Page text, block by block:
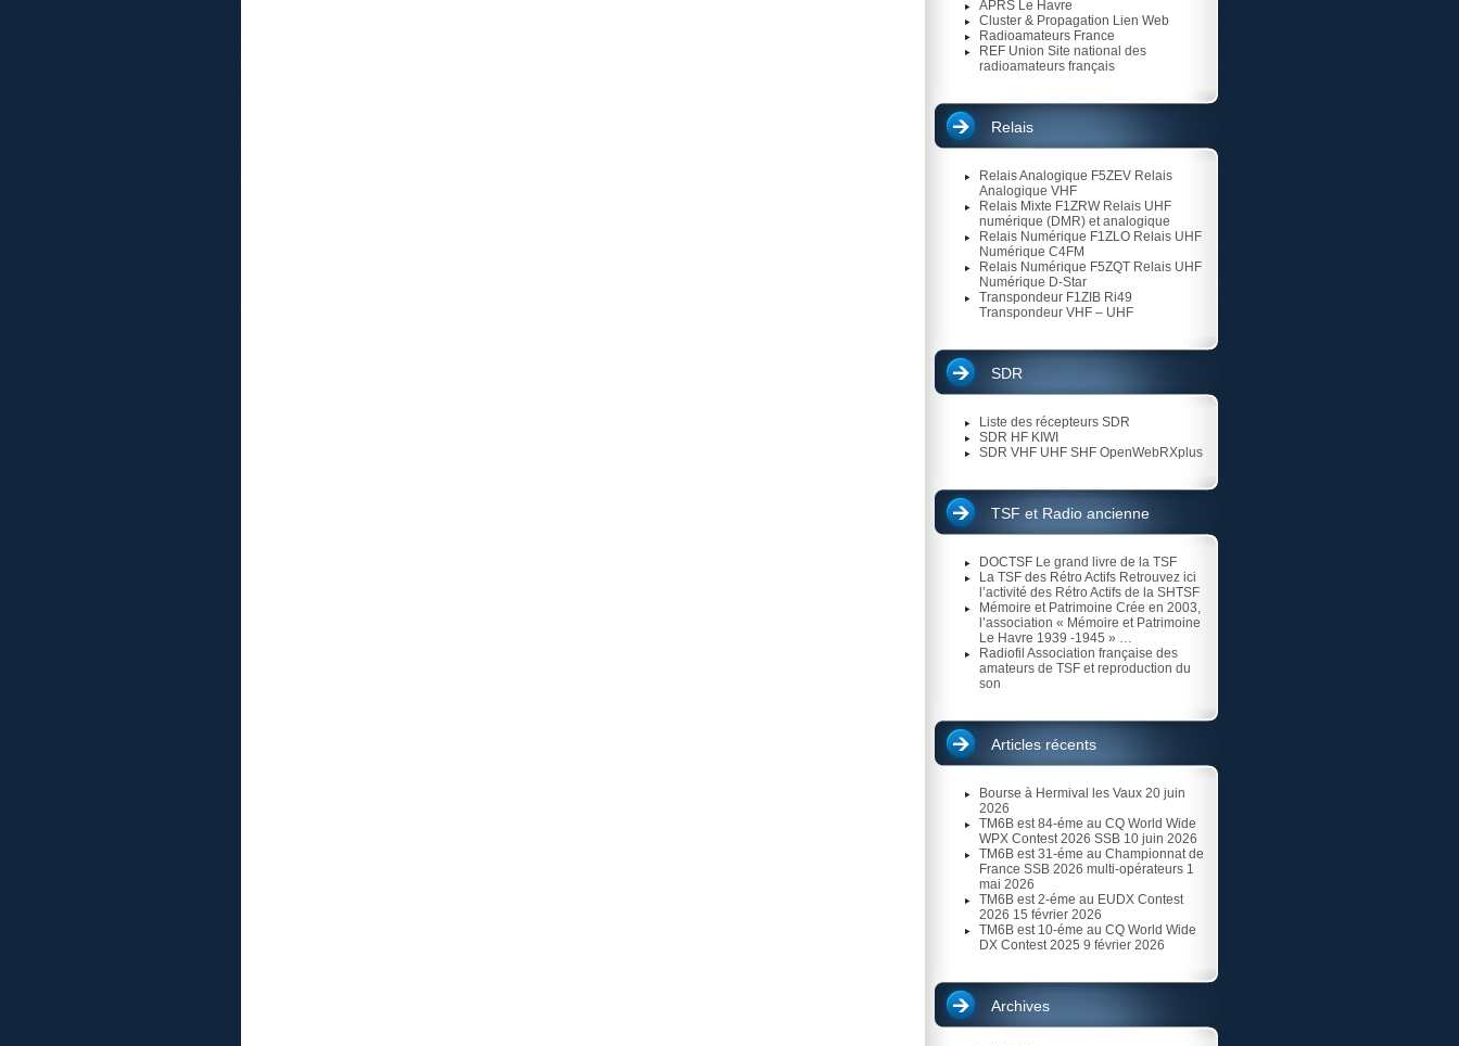
APRS Le Havre
Cluster & Propagation Lien Web
Radioamateurs France
REF Union Site national des
radioamateurs français
Relais
Relais Analogique F5ZEV Relais
Analogique VHF
Relais Mixte F1ZRWRelais UHF
numérique (DMR) et analogique
Relais Numérique F1ZLO Relais UHF
Numérique C4FM
Relais Numérique F5ZQT Relais UHF
Numérique D-Star
Transpondeur F1ZIB Ri49
Transpondeur VHF – UHF
SDR
Liste des récepteurs SDR
SDR HF KIWI
SDR VHF UHF SHF OpenWebRXplus
TSF et Radio ancienne
DOCTSF Le grand livre de la TSF
La TSF des Rétro Actifs Retrouvez ici
l’activité des Rétro Actifs de la SHTSF
Mémoire et Patrimoine Crée en 2003,
l’association « Mémoire et Patrimoine
Le Havre 1939 -1945 » …
Radiofil Association française des
amateurs de TSF et reproduction du
son
Articles récents
Bourse à Hermival les Vaux 20 juin
2026
TM6B est 84-éme au CQ World Wide
WPX Contest 2026 SSB 10 juin 2026
TM6B est 31-éme au Championnat de
France SSB 2026 multi-opérateurs 1
mai 2026
TM6B est 2-éme au EUDX Contest
2026 15 février 2026
TM6B est 10-éme au CQ World Wide
DX Contest 2025 9 février 2026
Archives